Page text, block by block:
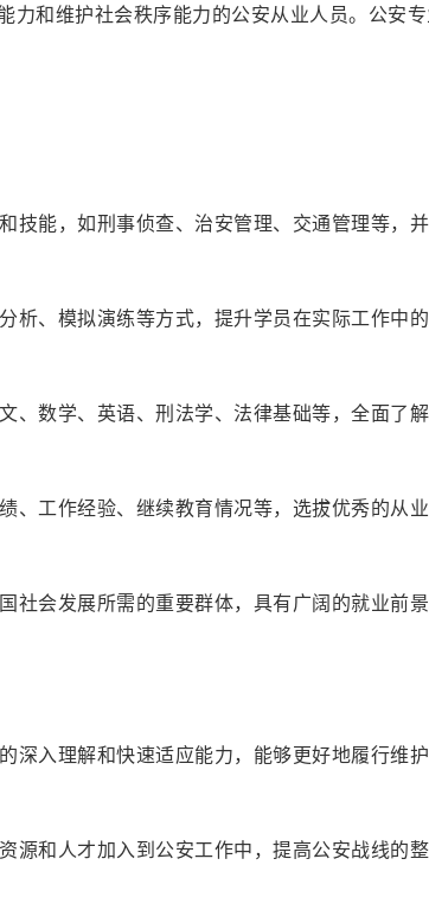
力和维护社会秩序能力的公安从业人员。公安
技能，如刑事侦查、治安管理、交通管理等，
析、模拟演练等方式，提升学员在实际工作中
、数学、英语、刑法学、法律基础等，全面了
、工作经验、继续教育情况等，选拔优秀的从
社会发展所需的重要群体，具有广阔的就业前
深入理解和快速适应能力，能够更好地履行维
源和人才加入到公安工作中，提高公安战线的